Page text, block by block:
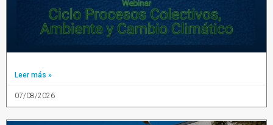
Leer más »
07/08/2026